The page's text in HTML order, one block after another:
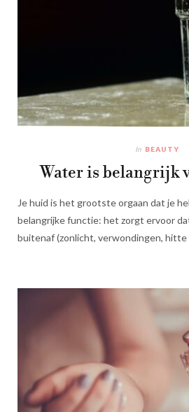
In BEAUTY
Water is belangrijk
Je huid is het grootste orgaan dat je
belangrijke functie: het zorgt ervoor
buitenaf (zonlicht, verwondingen,